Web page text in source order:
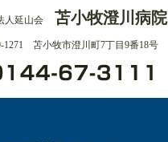
人延山会 苫小牧澄川病院
1271 苫小牧市澄川町7丁目9番18号